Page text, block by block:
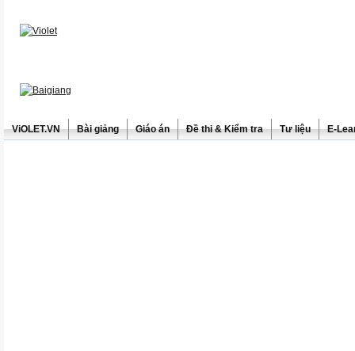
ViOLET.VN Bài giảng Giáo án Đề thi & Kiểm tra Tư liệu E-